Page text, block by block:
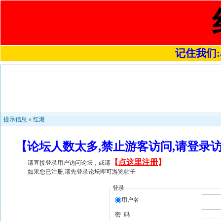
记住我们
提示信息 » 红港
【论坛人数太多,禁止游客访问,请登
请直接登录用户访问论坛，或请 【 点这里注册】
如果您已注册,请先登录论坛即可游览帖子
登录
用户名
密 码